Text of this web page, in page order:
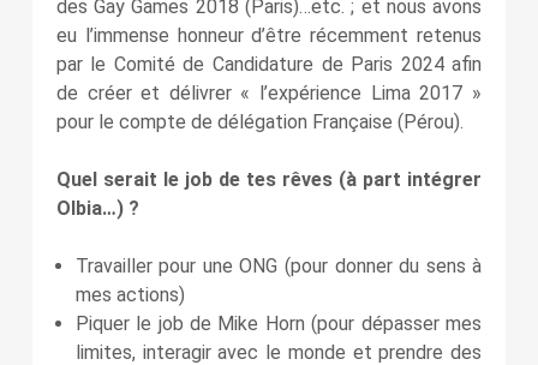
des Gay Games 2018 (Paris)…etc. ; et nous avons
eu l’immense honneur d’être récemment retenus
par le Comité de Candidature de Paris 2024 afin
de créer et délivrer « l’expérience Lima 2017 »
pour le compte de délégation Française (Pérou).
Quel serait le job de tes rêves (à part intégrer
Olbia…) ?
Travailler pour une ONG (pour donner du sens à
mes actions)
Piquer le job de Mike Horn (pour dépasser mes
limites, interagir avec le monde et prendre des